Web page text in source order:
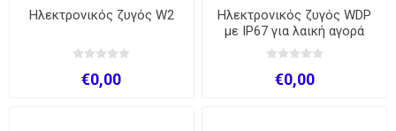
Ηλεκτρονικός ζυγός W2
€0,00
Ηλεκτρονικός ζυγός WDP
με IP67 για λαική αγορά
€0,00